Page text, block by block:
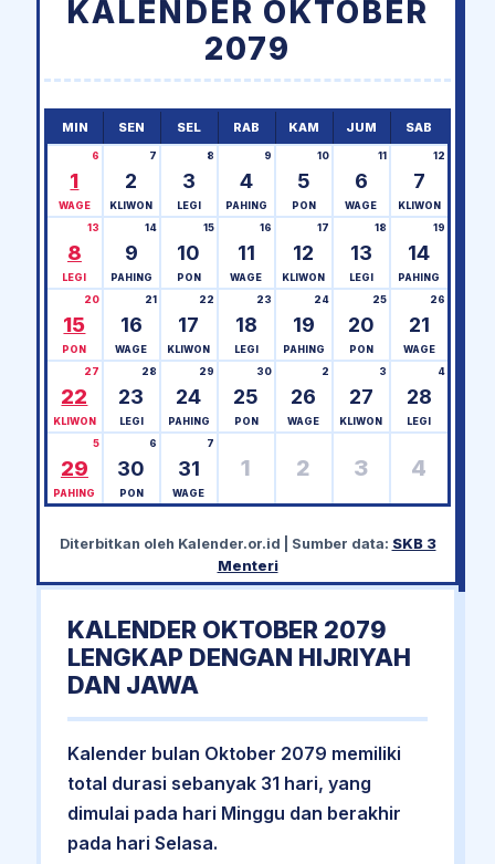
KALENDER OKTOBER
2079
MIN SEN SEL RAB KAM JUM SAB
1
6
WAGE
2
7
KLIWON
3
8
LEGI
4
9
PAHING
5
10
PON
6
11
WAGE
7
12
KLIWON
8
13
LEGI
9
14
PAHING
10
15
PON
11
16
WAGE
12
17
KLIWON
13
18
LEGI
14
19
PAHING
15
20
PON
16
21
WAGE
17
22
KLIWON
18
23
LEGI
19
24
PAHING
20
25
PON
21
26
WAGE
22
27
KLIWON
23
28
LEGI
24
29
PAHING
25
30
PON
26
2
WAGE
27
3
KLIWON
28
4
LEGI
29
5
PAHING
30
6
PON
31
7
WAGE
1 2 3 4
Diterbitkan oleh Kalender.or.id | Sumber data: SKB 3
Menteri
KALENDER OKTOBER 2079
LENGKAP DENGAN HIJRIYAH
DAN JAWA
Kalender bulan Oktober 2079 memiliki
total durasi sebanyak 31 hari, yang
dimulai pada hari Minggu dan berakhir
pada hari Selasa.